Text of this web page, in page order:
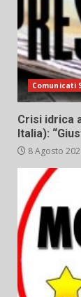
Comunicati
Crisi idrica
Italia):
8 Agosto